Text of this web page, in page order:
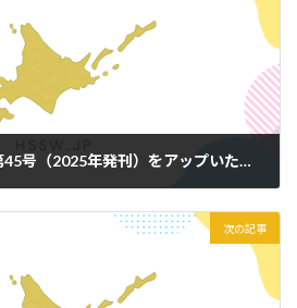
北海道社会福祉研究 第45号（2025年発刊）をアップいたしました
次の記事